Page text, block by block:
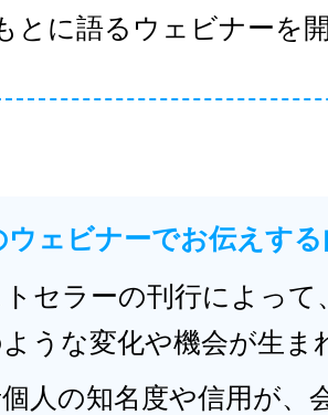
とに語るウェビナーを
ウェビナーでお伝えす
セラーの刊行によって
うな変化や機会が生ま
人の知名度や信用が、